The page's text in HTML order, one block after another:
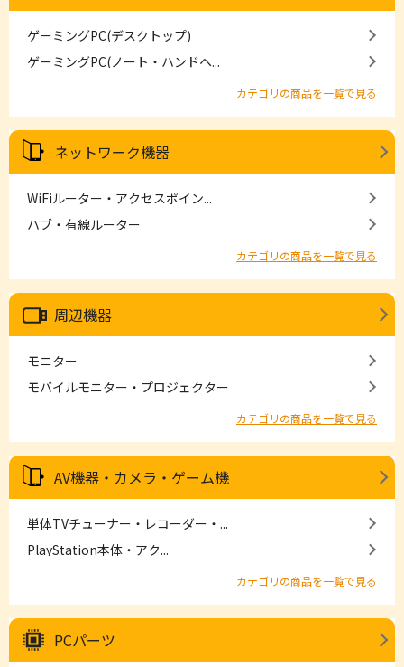
ゲーミングPC(デスクトップ)
ゲーミングPC(ノート・ハンドヘ...
カテゴリの商品を一覧で見る
ネットワーク機器
WiFiルーター・アクセスポイン...
ハブ・有線ルーター
カテゴリの商品を一覧で見る
周辺機器
モニター
モバイルモニター・プロジェクター
カテゴリの商品を一覧で見る
AV機器・カメラ・ゲーム機
単体TVチューナー・レコーダー・...
PlayStation本体・アク...
カテゴリの商品を一覧で見る
PCパーツ